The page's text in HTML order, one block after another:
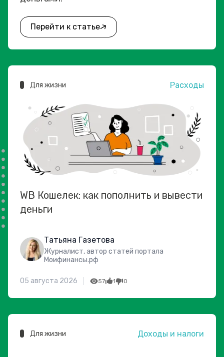
Перейти к статье
Для жизни Расходы
WB Кошелек: как пополнить и вывести
деньги
Татьяна Газетова
Журналист, автор статей портала
Моифинансы.рф
05 августа 2026 57 1 0
Для жизни Доходы и налоги